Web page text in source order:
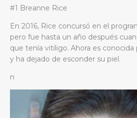
#1 Breanne Rice
En 2016, Rice concursó en el
pero fue hasta un año después
que tenía vitiligo. Ahora es
y ha dejado de esconder su piel.
n